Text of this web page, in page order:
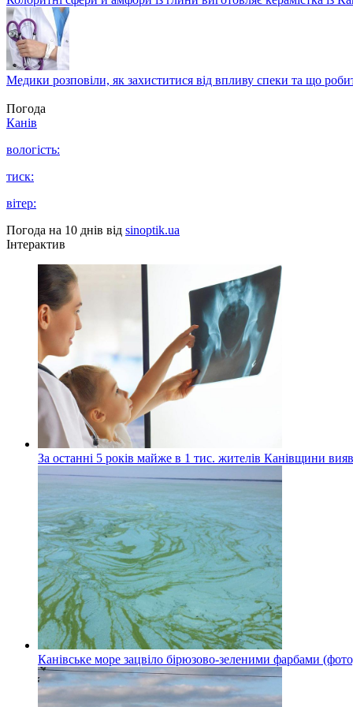
Медики розповіли, як захиститися від впливу спеки та що
Погода
Канів
вологість:
тиск:
вітер:
Погода на 10 днів від sinoptik.ua
Інтерактив
За останні 5 років майже в 1 тис. жителів Канівщини
Канівське море зацвіло бірюзово-зеленими фарбами